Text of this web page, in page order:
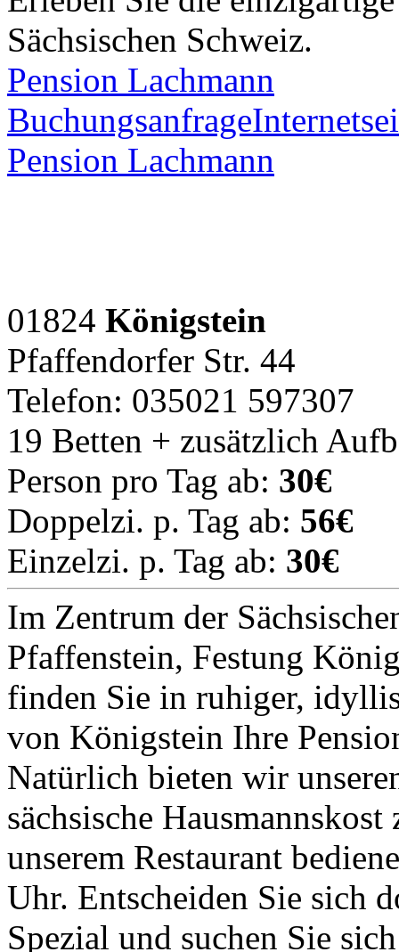
Sächsischen Schweiz.
Pension Lachmann
Buchungsanfrage
Pension Lachmann
01824 Königstein
Pfaffendorfer Str. 44
Telefon: 035021 597307
19 Betten + zusätzlich
Person pro Tag ab: 30€
Doppelzi. p. Tag ab: 56€
Einzelzi. p. Tag ab: 30€
Im Zentrum der
Pfaffenstein, Festung
finden Sie in ruhiger,
von Königstein Ihre
Natürlich bieten wir
sächsische
unserem Restaurant
Uhr. Entscheiden Sie sich
Spezial und suchen Sie